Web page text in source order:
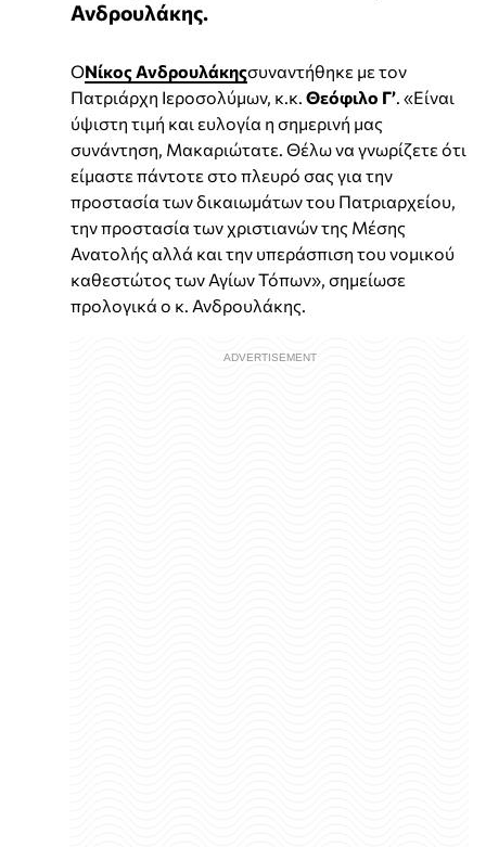
Ανδρουλάκης.
ΟΝίκος Ανδρουλάκηςσυναντήθηκε με τον
Πατριάρχη Ιεροσολύμων, κ.κ. Θεόφιλο Γ’ . «Είναι
ύψιστη τιμή και ευλογία η σημερινή μας
συνάντηση, Μακαριώτατε. Θέλω να γνωρίζετε ότι
είμαστε πάντοτε στο πλευρό σας για την
προστασία των δικαιωμάτων του Πατριαρχείου,
την προστασία των χριστιανών της Μέσης
Ανατολής αλλά και την υπεράσπιση του νομικού
καθεστώτος των Αγίων Τόπων», σημείωσε
προλογικά ο κ. Ανδρουλάκης.